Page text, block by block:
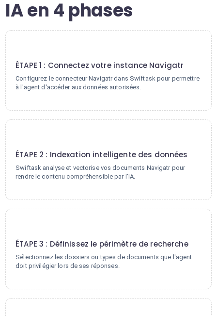
IA en 4 phases
ÉTAPE 1 : Connectez votre instance Navigatr
Configurez le connecteur Navigatr dans Swiftask pour permettre
à l'agent d'accéder aux données autorisées.
ÉTAPE 2 : Indexation intelligente des données
Swiftask analyse et vectorise vos documents Navigatr pour
rendre le contenu compréhensible par l'IA.
ÉTAPE 3 : Définissez le périmètre de recherche
Sélectionnez les dossiers ou types de documents que l'agent
doit privilégier lors de ses réponses.